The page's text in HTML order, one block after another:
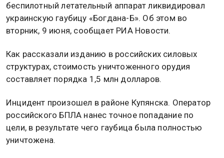
беспилотный летательный аппарат ликвидировал
украинскую гаубицу «Богдана-Б». Об этом во
вторник, 9 июня, сообщает РИА Новости.
Как рассказали изданию в российских силовых
структурах, стоимость уничтоженного орудия
составляет порядка 1,5 млн долларов.
Инцидент произошел в районе Купянска. Оператор
российского БПЛА нанес точное попадание по
цели, в результате чего гаубица была полностью
уничтожена.